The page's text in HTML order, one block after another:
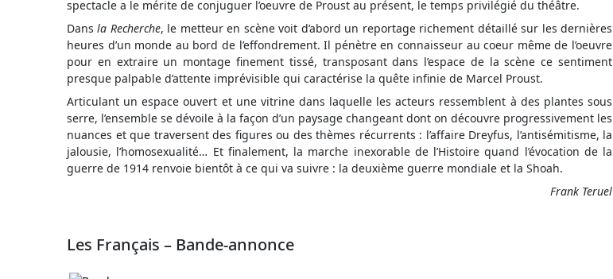
spectacle a le mérite de conjuguer l’oeuvre de Proust au présent, le temps privilégié du théâtre.
Dans la Recherche, le metteur en scène voit d’abord un reportage richement détaillé sur les dernières
heures d’un monde au bord de l’effondrement. Il pénètre en connaisseur au coeur même de l’oeuvre
pour en extraire un montage finement tissé, transposant dans l’espace de la scène ce sentiment
presque palpable d’attente imprévisible qui caractérise la quête infinie de Marcel Proust.
Articulant un espace ouvert et une vitrine dans laquelle les acteurs ressemblent à des plantes sous
serre, l’ensemble se dévoile à la façon d’un paysage changeant dont on découvre progressivement les
nuances et que traversent des figures ou des thèmes récurrents : l’affaire Dreyfus, l’antisémitisme, la
jalousie, l’homosexualité… Et finalement, la marche inexorable de l’Histoire quand l’évocation de la
guerre de 1914 renvoie bientôt à ce qui va suivre : la deuxième guerre mondiale et la Shoah.
Frank Teruel
Les Français – Bande-annonce